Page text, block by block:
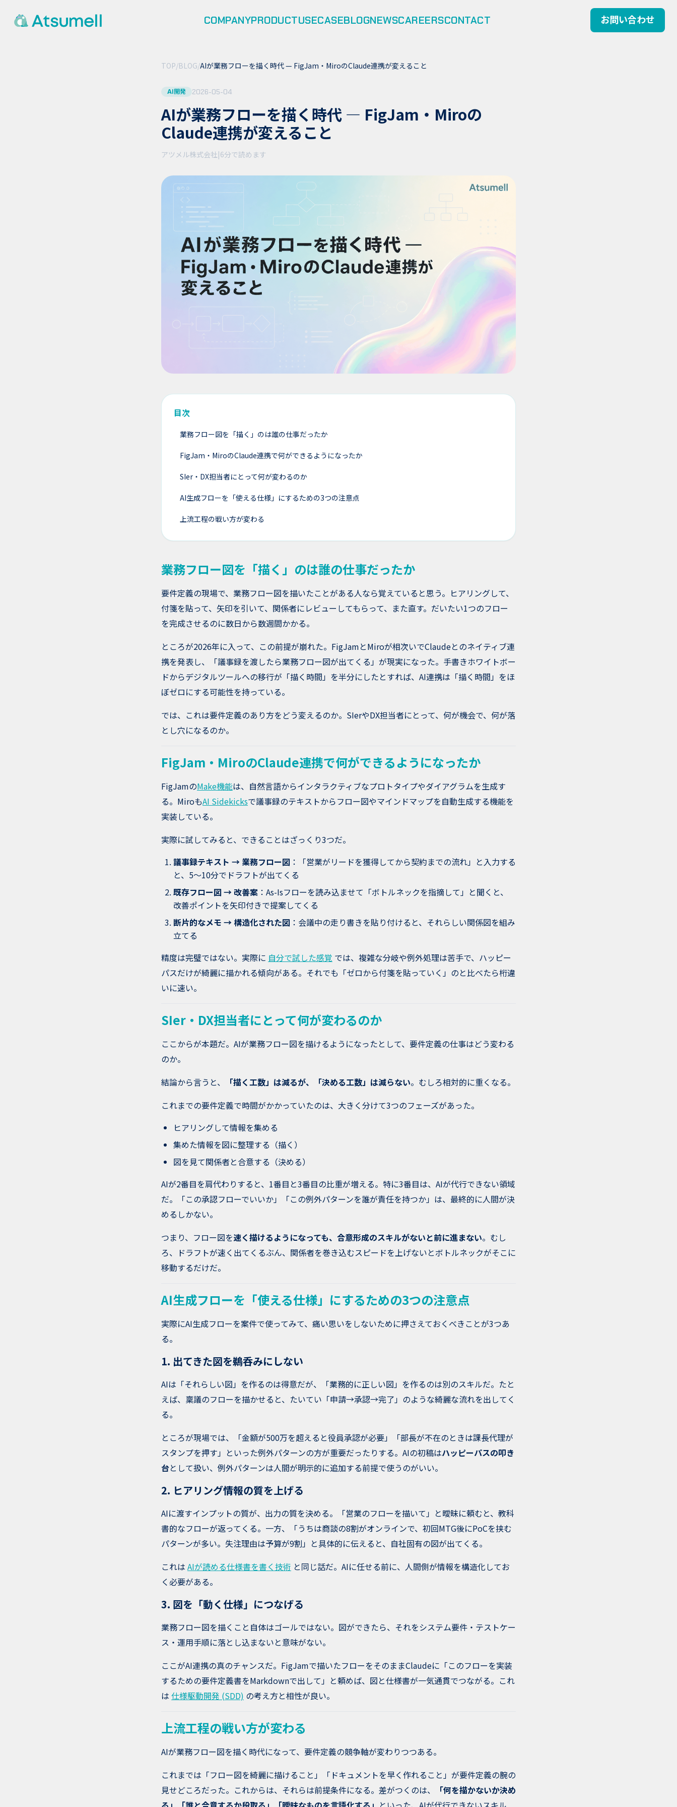
COMPANYPRODUCTUSECASEBLOGNEWSCAREERSCONTACT お問い合わせ
TOP/BLOG/AIが業務フローを描く時代 — FigJam・MiroのClaude連携が変えること
AI開発 2026-05-04
AIが業務フローを描く時代 — FigJam・Miroの
Claude連携が変えること
アツメル株式会社|6分で読めます
目次
業務フロー図を「描く」のは誰の仕事だったか
FigJam・MiroのClaude連携で何ができるようになったか
SIer・DX担当者にとって何が変わるのか
AI生成フローを「使える仕様」にするための3つの注意点
上流工程の戦い方が変わる
業務フロー図を「描く」のは誰の仕事だったか
要件定義の現場で、業務フロー図を描いたことがある人なら覚えていると思う。ヒアリングして、
付箋を貼って、矢印を引いて、関係者にレビューしてもらって、また直す。だいたい1つのフロー
を完成させるのに数日から数週間かかる。
ところが2026年に入って、この前提が崩れた。FigJamとMiroが相次いでClaudeとのネイティブ連
携を発表し、「議事録を渡したら業務フロー図が出てくる」が現実になった。手書きホワイトボー
ドからデジタルツールへの移行が「描く時間」を半分にしたとすれば、AI連携は「描く時間」をほ
ぼゼロにする可能性を持っている。
では、これは要件定義のあり方をどう変えるのか。SIerやDX担当者にとって、何が機会で、何が落
とし穴になるのか。
FigJam・MiroのClaude連携で何ができるようになったか
FigJamのMake機能は、自然言語からインタラクティブなプロトタイプやダイアグラムを生成す
る。MiroもAI Sidekicksで議事録のテキストからフロー図やマインドマップを自動生成する機能を
実装している。
実際に試してみると、できることはざっくり3つだ。
議事録テキスト → 業務フロー図 ：「営業がリードを獲得してから契約までの流れ」と入力する
と、5〜10分でドラフトが出てくる
既存フロー図 → 改善案 ：As-Isフローを読み込ませて「ボトルネックを指摘して」と聞くと、
改善ポイントを矢印付きで提案してくる
断片的なメモ → 構造化された図 ：会議中の走り書きを貼り付けると、それらしい関係図を組み
立てる
精度は完璧ではない。実際に 自分で試した感覚 では、複雑な分岐や例外処理は苦手で、ハッピー
パスだけが綺麗に描かれる傾向がある。それでも「ゼロから付箋を貼っていく」のと比べたら桁違
いに速い。
SIer・DX担当者にとって何が変わるのか
ここからが本題だ。AIが業務フロー図を描けるようになったとして、要件定義の仕事はどう変わる
のか。
結論から言うと、
「描く工数」は減るが、「決める工数」は減らない。むしろ相対的に重くなる。
これまでの要件定義で時間がかかっていたのは、大きく分けて3つのフェーズがあった。
ヒアリングして情報を集める
集めた情報を図に整理する（描く）
図を見て関係者と合意する（決める）
AIが2番目を肩代わりすると、1番目と3番目の比重が増える。特に3番目は、AIが代行できない領域
だ。「この承認フローでいいか」「この例外パターンを誰が責任を持つか」は、最終的に人間が決
めるしかない。
つまり、フロー図を速く描けるようになっても、合意形成のスキルがないと前に進まない。むし
ろ、ドラフトが速く出てくるぶん、関係者を巻き込むスピードを上げないとボトルネックがそこに
移動するだけだ。
AI生成フローを「使える仕様」にするための3つの注意点
実際にAI生成フローを案件で使ってみて、痛い思いをしないために押さえておくべきことが3つあ
る。
1. 出てきた図を鵜呑みにしない
AIは「それらしい図」を作るのは得意だが、「業務的に正しい図」を作るのは別のスキルだ。たと
えば、稟議のフローを描かせると、たいてい「申請→承認→完了」のような綺麗な流れを出してく
る。
ところが現場では、「金額が500万を超えると役員承認が必要」「部長が不在のときは課長代理が
スタンプを押す」といった例外パターンの方が重要だったりする。AIの初稿はハッピーパスの叩き
台として扱い、例外パターンは人間が明示的に追加する前提で使うのがいい。
2. ヒアリング情報の質を上げる
AIに渡すインプットの質が、出力の質を決める。「営業のフローを描いて」と曖昧に頼むと、教科
書的なフローが返ってくる。一方、「うちは商談の8割がオンラインで、初回MTG後にPoCを挟む
パターンが多い。失注理由は予算が9割」と具体的に伝えると、自社固有の図が出てくる。
これは AIが読める仕様書を書く技術 と同じ話だ。AIに任せる前に、人間側が情報を構造化してお
く必要がある。
3. 図を「動く仕様」につなげる
業務フロー図を描くこと自体はゴールではない。図ができたら、それをシステム要件・テストケー
ス・運用手順に落とし込まないと意味がない。
ここがAI連携の真のチャンスだ。FigJamで描いたフローをそのままClaudeに「このフローを実装
するための要件定義書をMarkdownで出して」と頼めば、図と仕様書が一気通貫でつながる。これ
は 仕様駆動開発 (SDD) の考え方と相性が良い。
上流工程の戦い方が変わる
AIが業務フロー図を描く時代になって、要件定義の競争軸が変わりつつある。
これまでは「フロー図を綺麗に描けること」「ドキュメントを早く作れること」が要件定義の腕の
見せどころだった。これからは、それらは前提条件になる。差がつくのは、
「何を描かないか決め